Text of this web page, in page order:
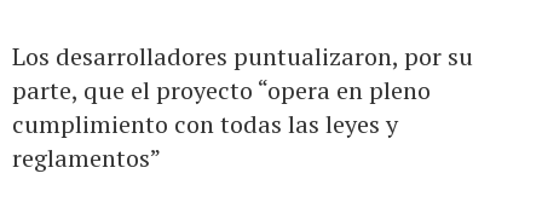
Los desarrolladores puntualizaron, por su
parte, que el proyecto “opera en pleno
cumplimiento con todas las leyes y
reglamentos”